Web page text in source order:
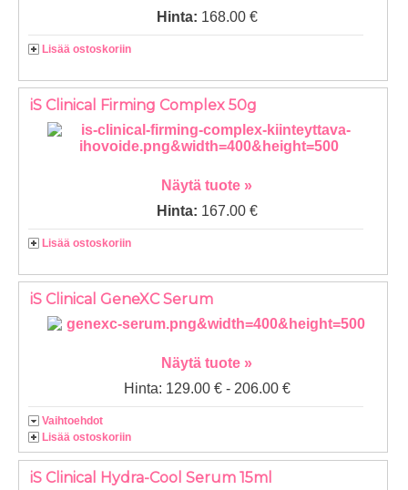
Hinta: 168.00 €
Lisää ostoskoriin
iS Clinical Firming Complex 50g
Näytä tuote »
Hinta: 167.00 €
Lisää ostoskoriin
iS Clinical GeneXC Serum
Näytä tuote »
Hinta: 129.00 € - 206.00 €
Vaihtoehdot
Lisää ostoskoriin
iS Clinical Hydra-Cool Serum 15ml